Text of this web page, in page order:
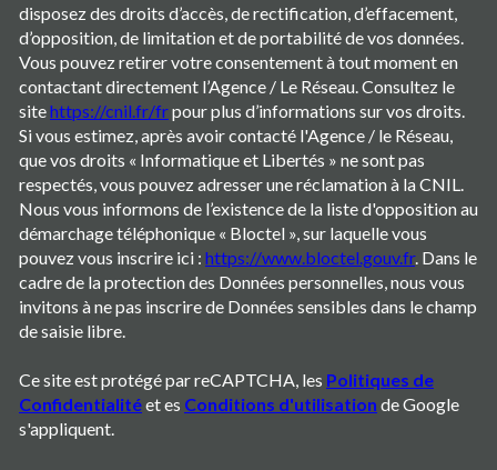
disposez des droits d’accès, de rectification, d’effacement,
d’opposition, de limitation et de portabilité de vos données.
Vous pouvez retirer votre consentement à tout moment en
contactant directement l’Agence / Le Réseau. Consultez le
sitehttps://cnil.fr/frpour plus d’informations sur vos droits.
Si vous estimez, après avoir contacté l'Agence / le Réseau,
que vos droits « Informatique et Libertés » ne sont pas
respectés, vous pouvez adresser une réclamation à la CNIL.
Nous vous informons de l’existence de la liste d'opposition au
démarchage téléphonique « Bloctel », sur laquelle vous
pouvez vous inscrire ici : https://www.bloctel.gouv.fr. Dans le
cadre de la protection des Données personnelles, nous vous
invitons à ne pas inscrire de Données sensibles dans le champ
de saisie libre.
Ce site est protégé par reCAPTCHA, les Politiques de
Confidentialitéet es Conditions d'utilisation de Google
s'appliquent.